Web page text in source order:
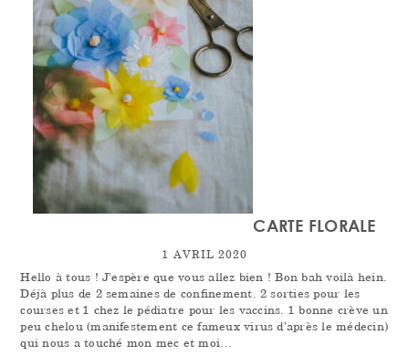
CARTE FLORALE
1 AVRIL 2020
Hello à tous ! J’espère que vous allez bien ! Bon bah voilà hein.
Déjà plus de 2 semaines de confinement. 2 sorties pour les
courses et 1 chez le pédiatre pour les vaccins. 1 bonne crève un
peu chelou (manifestement ce fameux virus d’après le médecin)
qui nous a touché mon mec et moi…